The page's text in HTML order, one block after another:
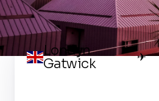
Londyn
Gatwick
✈